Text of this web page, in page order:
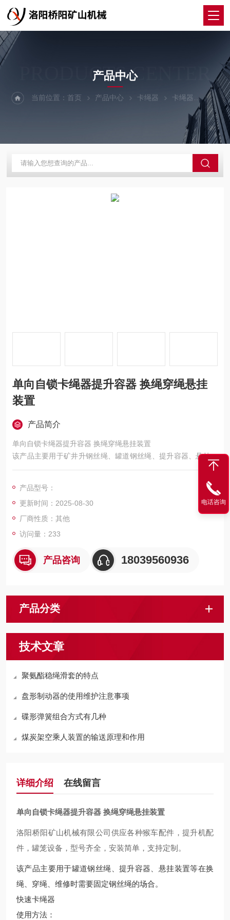
PRODUCTS CENTER
产品中心
当前位置：首页 产品中心 卡绳器 卡绳器 单向
单向自锁卡绳器提升容器 换绳穿绳悬挂
装置
产品简介
单向自锁卡绳器提升容器 换绳穿绳悬挂装置
该产品主要用于矿井升钢丝绳、罐道钢丝绳、提升容器、悬挂装
置等在换绳、穿绳维修时需要固定钢丝绳的场合.
产品型号：
更新时间：2025-08-30
厂商性质：其他
访问量：233
产品咨询 18039560936
产品分类
技术文章
聚氨酯稳绳滑套的特点
盘形制动器的使用维护注意事项
碟形弹簧组合方式有几种
煤炭架空乘人装置的输送原理和作用
详细介绍 在线留言
单向自锁卡绳器提升容器 换绳穿绳悬挂装置
洛阳桥阳矿山机械有限公司供应各种猴车配件，提升机配
件，罐笼设备，型号齐全，安装简单，支持定制。
该产品主要用于罐道钢丝绳、提升容器、悬挂装置等在换
绳、穿绳、维修时需要固定钢丝绳的场合。
快速卡绳器
使用方法：
电话咨询